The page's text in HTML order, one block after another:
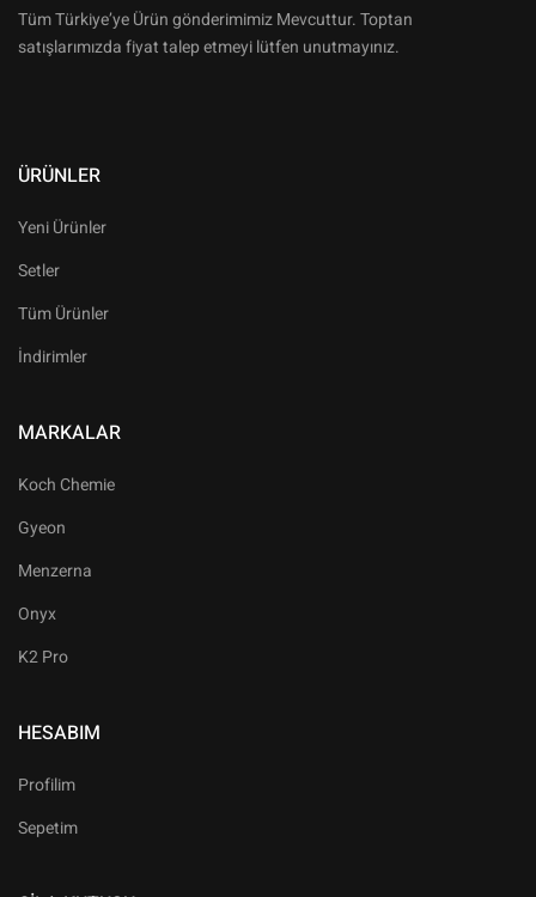
Tüm Türkiye’ye Ürün gönderimimiz Mevcuttur. Toptan
satışlarımızda fiyat talep etmeyi lütfen unutmayınız.
ÜRÜNLER
Yeni Ürünler
Setler
Tüm Ürünler
İndirimler
MARKALAR
Koch Chemie
Gyeon
Menzerna
Onyx
K2 Pro
HESABIM
Profilim
Sepetim